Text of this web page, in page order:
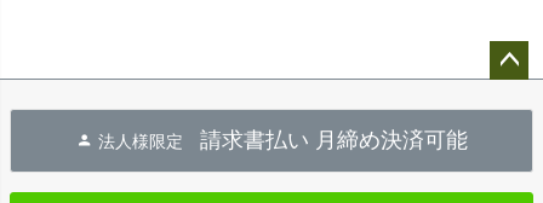
へ
法人様限定 請求書払い 月締め決済可能